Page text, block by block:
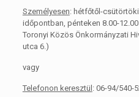
Személyesen: hétfőtől-
időpontban, pénteken 8.00-
Toronyi Közös Önkormányzati
utca 6.)
vagy
Telefonon keresztül : 06-94/540-